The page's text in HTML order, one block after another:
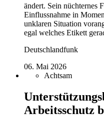
ändert. Sein nüchternes
Einflussnahme in
unklaren Situation
egal welches Etikett
Deutschlandfunk
06. Mai 2026
Achtsam
Arbeitsschutz